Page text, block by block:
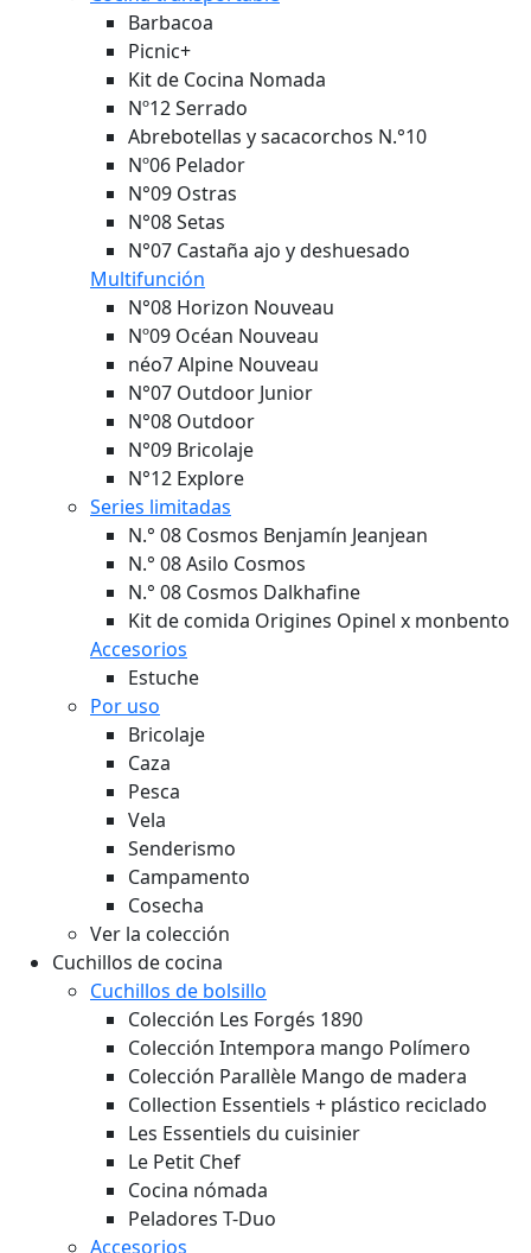
Barbacoa
Picnic+
Kit de Cocina Nomada
Nº12 Serrado
Abrebotellas y sacacorchos N.°10
Nº06 Pelador
N°09 Ostras
N°08 Setas
N°07 Castaña ajo y deshuesado
Multifunción
N°08 Horizon Nouveau
Nº09 Océan Nouveau
néo7 Alpine Nouveau
N°07 Outdoor Junior
N°08 Outdoor
N°09 Bricolaje
N°12 Explore
Series limitadas
N.° 08 Cosmos Benjamín Jeanjean
N.° 08 Asilo Cosmos
N.° 08 Cosmos Dalkhafine
Kit de comida Origines Opinel x monbento
Accesorios
Estuche
Por uso
Bricolaje
Caza
Pesca
Vela
Senderismo
Campamento
Cosecha
Ver la colección
Cuchillos de cocina
Cuchillos de bolsillo
Colección Les Forgés 1890
Colección Intempora mango Polímero
Colección Parallèle Mango de madera
Collection Essentiels + plástico reciclado
Les Essentiels du cuisinier
Le Petit Chef
Cocina nómada
Peladores T-Duo
Accesorios